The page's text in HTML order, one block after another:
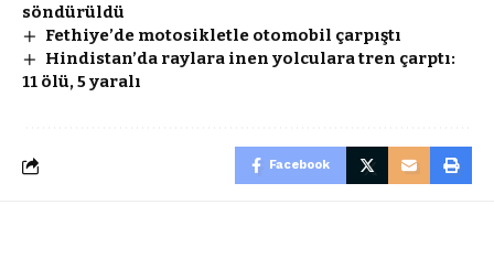
söndürüldü
Fethiye’de motosikletle otomobil çarpıştı
Hindistan’da raylara inen yolculara tren çarptı:
11 ölü, 5 yaralı
Facebook